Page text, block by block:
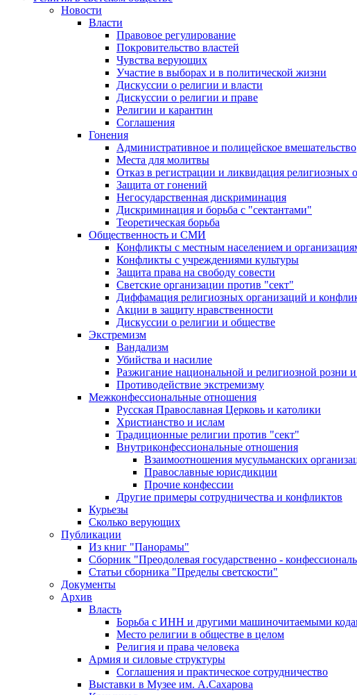
Новости
Власти
Правовое регулирование
Покровительство властей
Чувства верующих
Участие в выборах и в политической жизни
Дискуссии о религии и власти
Дискуссии о религии и праве
Религии и карантин
Соглашения
Гонения
Административное и полицейское вмешательство
Места для молитвы
Отказ в регистрации и ликвидация религиозных
Защита от гонений
Негосударственная дискриминация
Дискриминация и борьба с "сектантами"
Теоретическая борьба
Общественность и СМИ
Конфликты с местным населением и
Конфликты с учреждениями культуры
Защита права на свободу совести
Светские организации против "сект"
Диффамация религиозных организаций и
Акции в защиту нравственности
Дискуссии о религии и обществе
Экстремизм
Вандализм
Убийства и насилие
Разжигание национальной и религиозной розни
Противодействие экстремизму
Межконфессиональные отношения
Русская Православная Церковь и католики
Христианство и ислам
Традиционные религии против "сект"
Внутриконфессиональные отношения
Взаимоотношения мусульманских
Православные юрисдикции
Прочие конфессии
Другие примеры сотрудничества и конфликтов
Курьезы
Сколько верующих
Публикации
Из книг "Панорамы"
Сборник "Преодолевая государственно -
Статьи сборника "Пределы светскости"
Документы
Архив
Власть
Борьба с ИНН и другими машиночитаемыми
Место религии в обществе в целом
Религия и права человека
Армия и силовые структуры
Соглашения и практическое сотрудничество
Выставки в Музее им. А.Сахарова